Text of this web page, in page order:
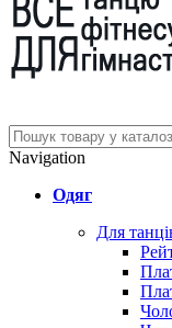
Navigation
Одяг
Для